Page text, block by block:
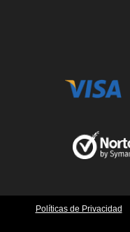
Políticas de Privacidad